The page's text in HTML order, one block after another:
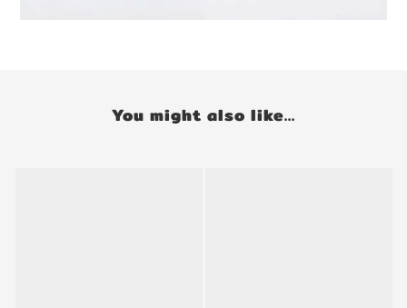
You might also like...